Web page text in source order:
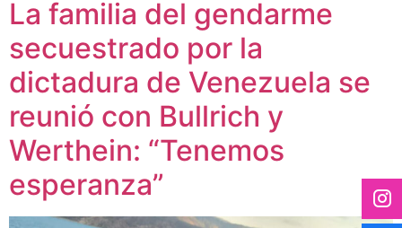
La familia del gendarme
secuestrado por la
dictadura de Venezuela se
reunió con Bullrich y
Werthein: “Tenemos
esperanza”